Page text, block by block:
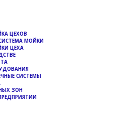
ЦЕХОВ
МОЙКИ
ЦЕХА
СИСТЕМЫ
ЗОН